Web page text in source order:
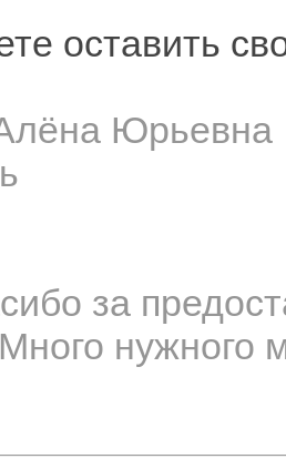
оставить
Юрьевна
за
нужного